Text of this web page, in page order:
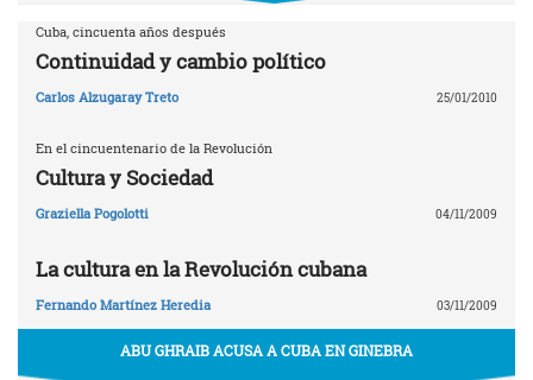
Cuba, cincuenta años después
Continuidad y cambio político
Carlos Alzugaray Treto 25/01/2010
En el cincuentenario de la Revolución
Cultura y Sociedad
Graziella Pogolotti 04/11/2009
La cultura en la Revolución cubana
Fernando Martínez Heredia 03/11/2009
ABU GHRAIB ACUSA A CUBA EN GINEBRA